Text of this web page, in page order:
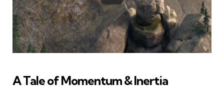
A Tale of Momentum & Inertia